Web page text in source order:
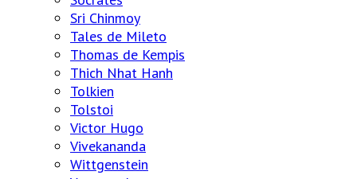
Sri Chinmoy
Tales de Mileto
Thomas de Kempis
Thich Nhat Hanh
Tolkien
Tolstoi
Victor Hugo
Vivekananda
Wittgenstein